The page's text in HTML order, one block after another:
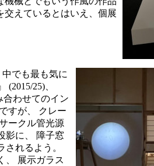
交えているとはいえ、個展
でも最も気に
(2015/25)、
合わせてのイン
すが、 クレー
ークル管光源
影に、 障子窓
れるよう。
、 展示ガラス